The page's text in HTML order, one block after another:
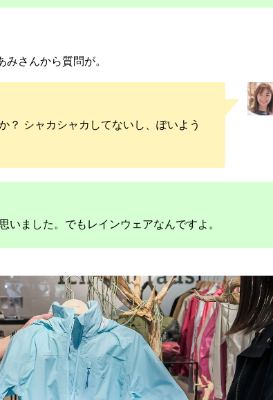
さんから質問が。
？ シャカシャカしてないし、ぽいよう
いました。でもレインウェアなんですよ。